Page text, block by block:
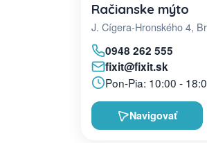
Račianske mýto
J. Cígera-Hronského 4,
0948 262 555
fixit@fixit.sk
Pon-Pia: 10:00 -
Navigovať